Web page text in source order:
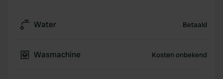
Water Betaald
Wasmachine Kosten onbekend